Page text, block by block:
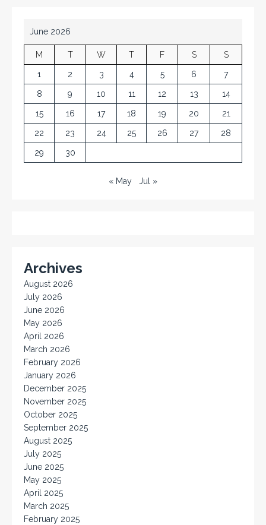
June 2026
M T W T F S S
1 2 3 4 5 6 7
8 9 10 11 12 13 14
15 16 17 18 19 20 21
22 23 24 25 26 27 28
29 30
« May Jul »
Archives
August 2026
July 2026
June 2026
May 2026
April 2026
March 2026
February 2026
January 2026
December 2025
November 2025
October 2025
September 2025
August 2025
July 2025
June 2025
May 2025
April 2025
March 2025
February 2025